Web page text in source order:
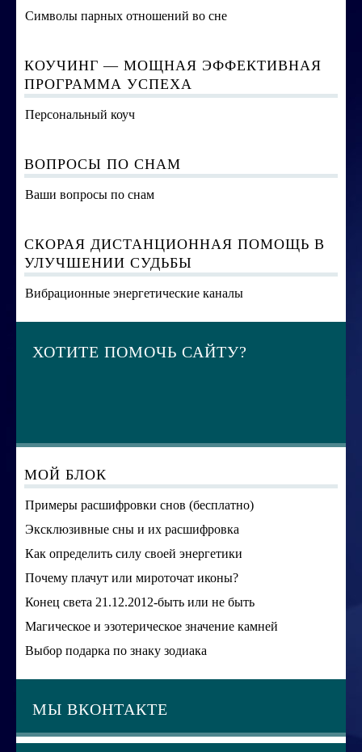
Символы парных отношений во сне
КОУЧИНГ — МОЩНАЯ ЭФФЕКТИВНАЯ
ПРОГРАММА УСПЕХА
Персональный коуч
ВОПРОСЫ ПО СНАМ
Ваши вопросы по снам
СКОРАЯ ДИСТАНЦИОННАЯ ПОМОЩЬ В
УЛУЧШЕНИИ СУДЬБЫ
Вибрационные энергетические каналы
ХОТИТЕ ПОМОЧЬ САЙТУ?
МОЙ БЛОК
Примеры расшифровки снов (бесплатно)
Эксклюзивные сны и их расшифровка
Как определить силу своей энергетики
Почему плачут или мироточат иконы?
Конец света 21.12.2012-быть или не быть
Магическое и эзотерическое значение камней
Выбор подарка по знаку зодиака
МЫ ВКОНТАКТЕ